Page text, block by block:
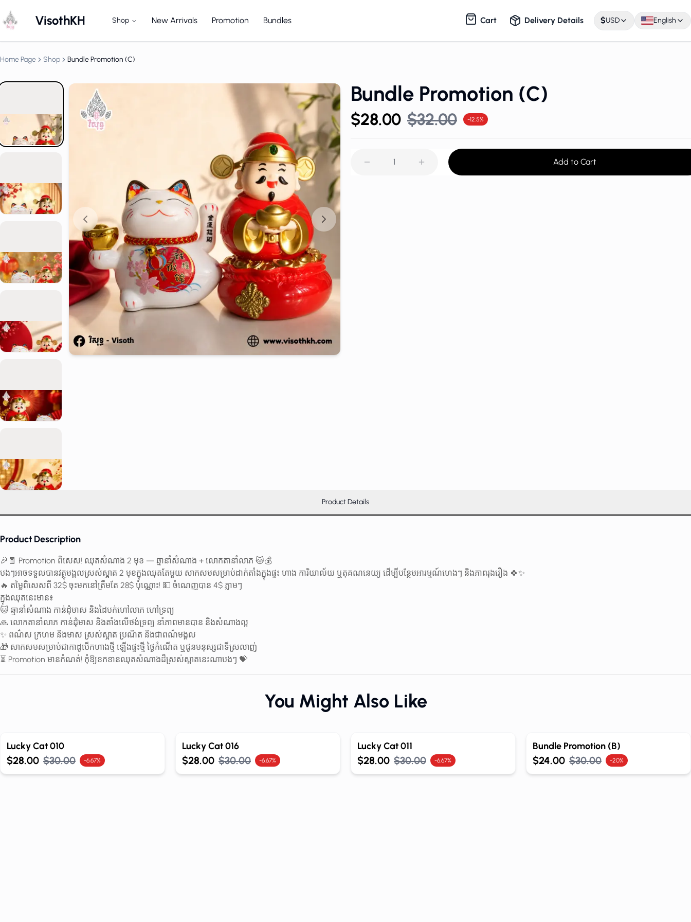
VisothKH Shop
God of Wealth
New Arrivals Promotion Bundles Cart Delivery Details $USD English
Home Page Shop Bundle Promotion (C)
Bundle Promotion (C)
$28.00 $32.00 -12.5%
1 Add to Cart
Product Details
Product Description
🎉🧧 Promotion ពិសេស! ឈុតសំណាង 2 មុខ — ឆ្មានាំសំណាង + លោកតានាំលាភ 🐱💰
បងៗអាចទទួលបានវត្ថុមង្គលស្រស់ស្អាត 2 មុខក្នុងឈុតតែមួយ សាកសមសម្រាប់ដាក់តាំងក្នុងផ្ទះ ហាង ការិយាល័យ ឬតុគណនេយ្យ ដើម្បីបន្ថែមអារម្មណ៍ហេងៗ និងភាពរុងរឿង 🍀✨
🔥 តម្លៃពិសេសពី 32$ ចុះមកនៅត្រឹមតែ 28$ ប៉ុណ្ណោះ! 💵 ចំណេញបាន 4$ ភ្លាមៗ
ក្នុងឈុតនេះមាន៖
🐱 ឆ្មានាំសំណាង កាន់ដុំមាស និងដៃបក់ហៅលាភ ហៅទ្រព្យ
🙏 លោកតានាំលាភ កាន់ដុំមាស និងតាំងលើថង់ទ្រព្យ នាំភាពមានបាន និងសំណាងល្អ
✨ ពណ៌ស ក្រហម និងមាស ស្រស់ស្អាត ប្រណិត និងជាពណ៌មង្គល
🎁 សាកសមសម្រាប់ជាកាដូបើកហាងថ្មី ឡើងផ្ទះថ្មី ថ្ងៃកំណើត ឬជូនមនុស្សជាទីស្រលាញ់
⏳ Promotion មានកំណត់! កុំឱ្យខកខានឈុតសំណាងដ៏ស្រស់ស្អាតនេះណាបងៗ 💝
You Might Also Like
Lucky Cat 010
$28.00 $30.00 -6.67%
Lucky Cat 016
$28.00 $30.00 -6.67%
Lucky Cat 011
$28.00 $30.00 -6.67%
Bundle Promotion (B)
$24.00 $30.00 -20%